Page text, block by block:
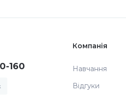
160
Компанія
Навчання
Відгуки